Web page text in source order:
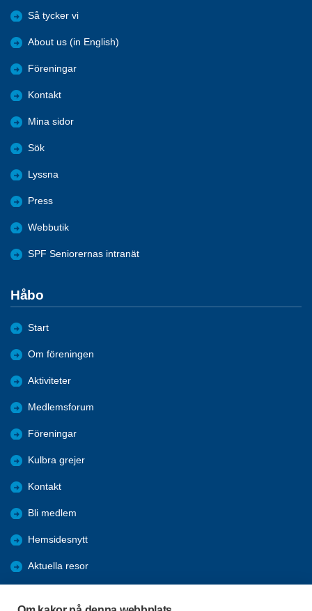
Så tycker vi
About us (in English)
Föreningar
Kontakt
Mina sidor
Sök
Lyssna
Press
Webbutik
SPF Seniorernas intranät
Håbo
Start
Om föreningen
Aktiviteter
Medlemsforum
Föreningar
Kulbra grejer
Kontakt
Bli medlem
Hemsidesnytt
Aktuella resor